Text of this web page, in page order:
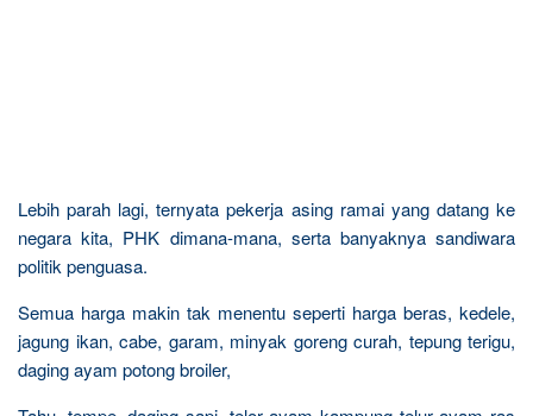
Lebih parah lagi, ternyata pekerja asing ramai yang datang ke
negara kita, PHK dimana-mana, serta banyaknya sandiwara
politik penguasa.
Semua harga makin tak menentu seperti harga beras, kedele,
jagung ikan, cabe, garam, minyak goreng curah, tepung terigu,
daging ayam potong broiler,